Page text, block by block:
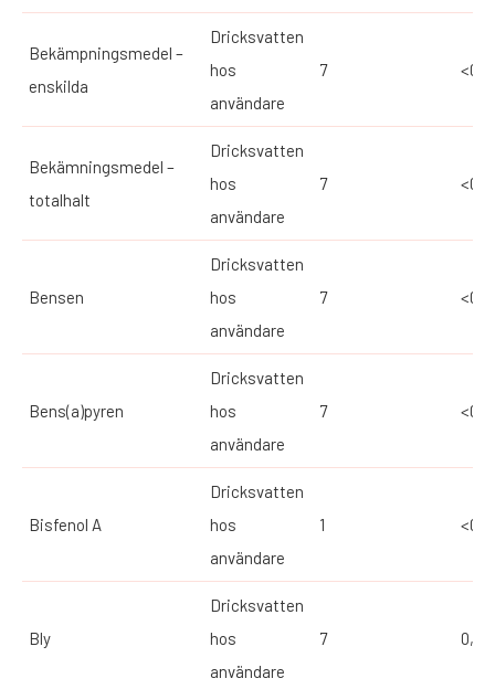
Bekämpningsmedel –
enskilda
Dricksvatten
hos
användare
7
Bekämningsmedel –
totalhalt
Dricksvatten
hos
användare
7 <0,01
Bensen
Dricksvatten
hos
användare
7 <0,1
Bens(a)pyren
Dricksvatten
hos
användare
7
Bisfenol A
Dricksvatten
hos
användare
1 <0,01
Bly
Dricksvatten
hos
användare
7 0,17